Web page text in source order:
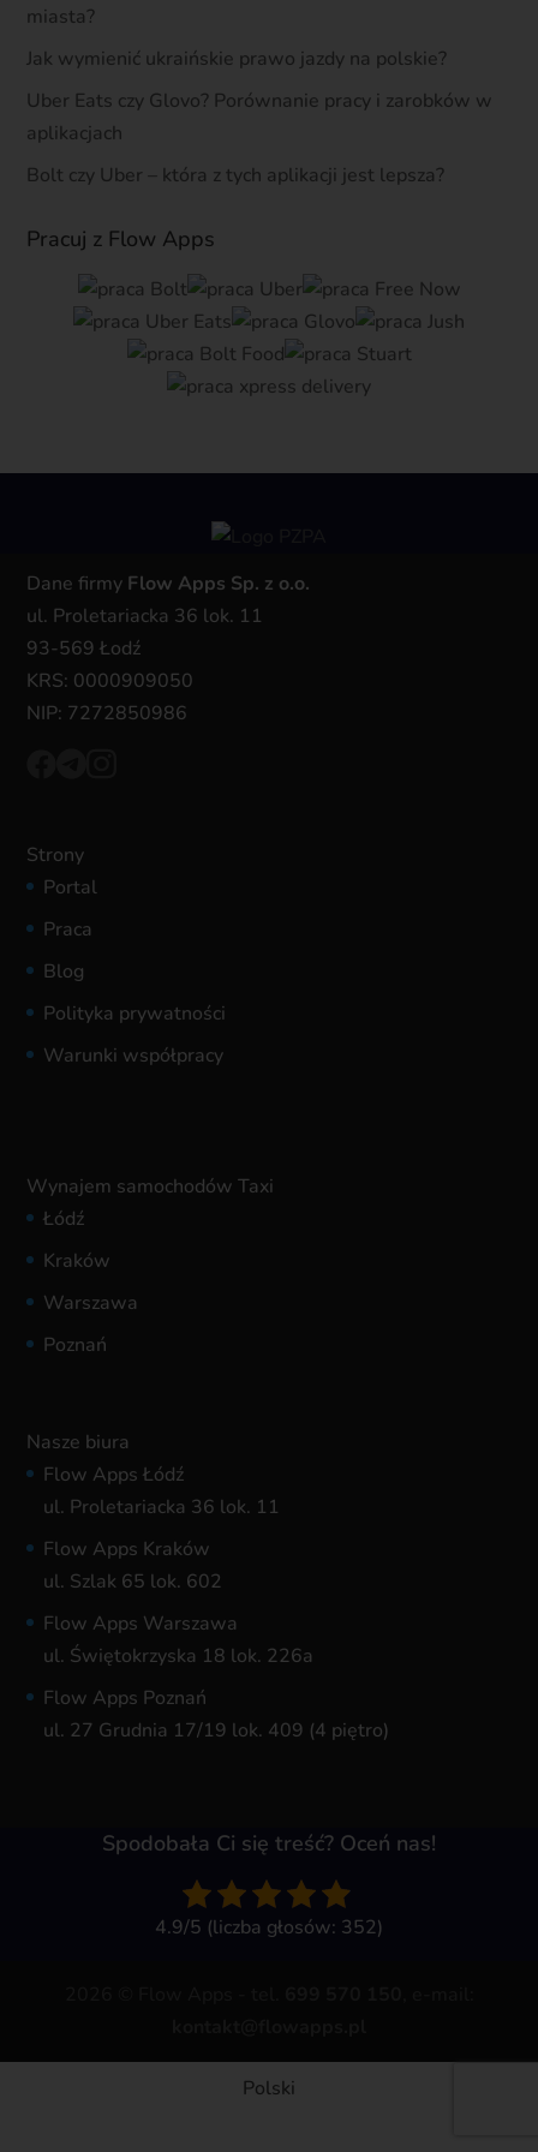
miasta?
Jak wymienić ukraińskie prawo jazdy na polskie?
Uber Eats czy Glovo? Porównanie pracy i zarobków w
aplikacjach
Bolt czy Uber – która z tych aplikacji jest lepsza?
Pracuj z Flow Apps
Dane firmy Flow Apps Sp. z o.o.
ul. Proletariacka 36 lok. 11
93-569 Łodź
KRS: 0000909050
NIP: 7272850986
Strony
Portal
Praca
Blog
Polityka prywatności
Warunki współpracy
Wynajem samochodów Taxi
Łódź
Kraków
Warszawa
Poznań
Nasze biura
Flow Apps Łódź
ul. Proletariacka 36 lok. 11
Flow Apps Kraków
ul. Szlak 65 lok. 602
Flow Apps Warszawa
ul. Świętokrzyska 18 lok. 226a
Flow Apps Poznań
ul. 27 Grudnia 17/19 lok. 409 (4 piętro)
Spodobała Ci się treść? Oceń nas!
4.9/5 (liczba głosów: 352)
Polski